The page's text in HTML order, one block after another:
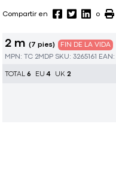
Compartir en o
2 m (7 pies)
FIN DE LA VIDA
MPN:
TC 2MDP SKU: 3265161 EAN:
TOTAL 6 EU4 UK 2